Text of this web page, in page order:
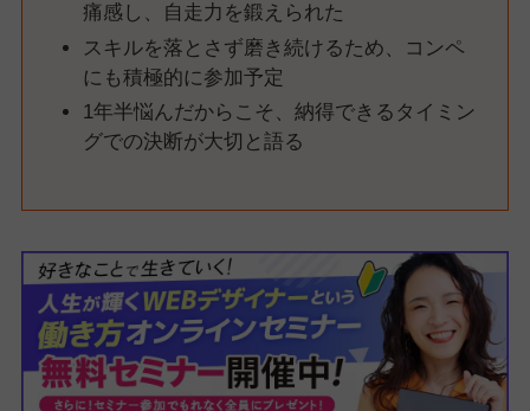
痛感し、自走力を鍛えられた
スキルを落とさず磨き続けるため、コンペ
にも積極的に参加予定
1年半悩んだからこそ、納得できるタイミン
グでの決断が大切と語る